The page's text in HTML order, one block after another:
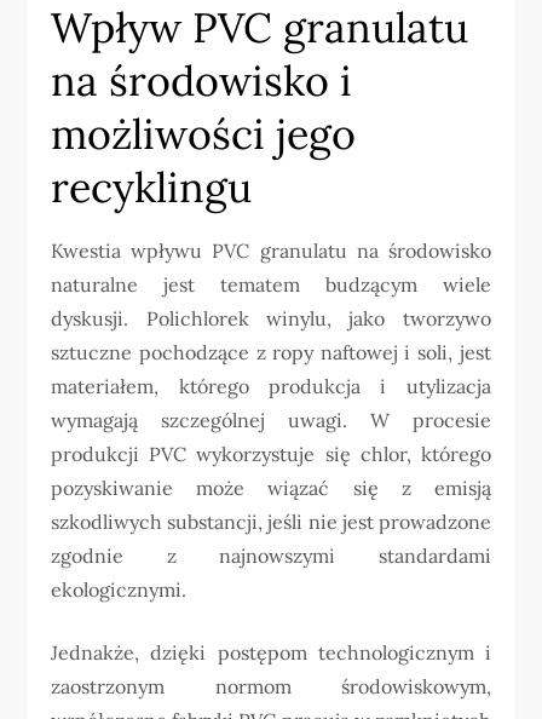
Wpływ PVC granulatu
na środowisko i
możliwości jego
recyklingu
Kwestia wpływu PVC granulatu na środowisko
naturalne jest tematem budzącym wiele
dyskusji. Polichlorek winylu, jako tworzywo
sztuczne pochodzące z ropy naftowej i soli, jest
materiałem, którego produkcja i utylizacja
wymagają szczególnej uwagi. W procesie
produkcji PVC wykorzystuje się chlor, którego
pozyskiwanie może wiązać się z emisją
szkodliwych substancji, jeśli nie jest prowadzone
zgodnie z najnowszymi standardami
ekologicznymi.
Jednakże, dzięki postępom technologicznym i
zaostrzonym normom środowiskowym,